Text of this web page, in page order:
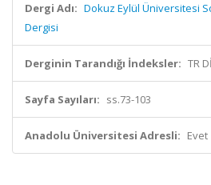
Dergi Adı: Dokuz Eylül Üniversitesi
Dergisi
Derginin Tarandığı İndeksler: TR
Sayfa Sayıları: ss.73-103
Anadolu Üniversitesi Adresli: Evet